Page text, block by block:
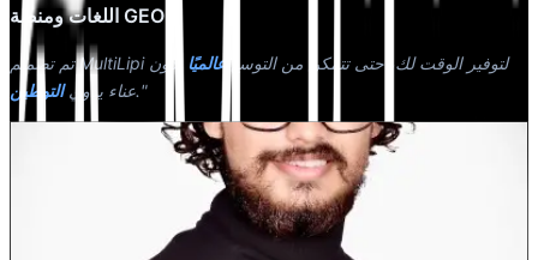
اللغات ومنصة GEO
تم تصميم MultiLipi لتوفير الوقت لك، حتى تتمكن من التوسع عالميًا بدون
عناء يدويالتوطين ."
شريك مؤسس @MultiLipi